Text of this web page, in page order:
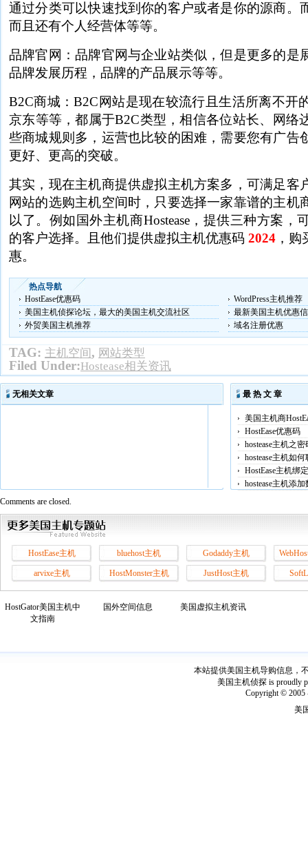
通过分类可以快速找到你的客户或者是你的源商。
而且还有个人经营体等等。
品牌官网：品牌官网与企业站类似，但是更多的是
品牌发展历程，品牌的产品展示等等。
B2C商城：B2C网站是现在较流行且生活所离不开
京东等等，都属于B2C类型，相信各位站长、网络
些商城规则多，运营也比较的困难，需要您有广告
更好、更高的突破。
其实，现在主机商提供虚拟主机方案多，可满足客
网站的选购主机空间时，只要选择一家靠谱的主机
以了。例如国外主机商Hostease，提供三种方案，
的客户选择。且他们提供虚拟主机优惠码2024 ，
惠。
热点导航
HostEase优惠码
WordPress主机推荐
美国主机侦探论坛，最大的美国主机交流社区
最新美国主机优惠
外贸美国主机推荐
域名注册优惠
TAG: 主机空间, 网站类型
Filed Under:Hostease相关资讯
无相关文章 最 热 文 章
美国主机商
HostEase优惠码
hostease主机之
hostease主机如
HostEase主机绑
hostease主机添
Comments are closed.
HostEase主机 bluehost主机 Godaddy主机
arvixe主机 HostMonster主机 JustHost主机
HostGator美国主机中
文指南
国外空间信息 美国虚拟主机资讯
本站提供美国主机导购信息，
美国主机侦探 is proudly
Copyright © 2005
美